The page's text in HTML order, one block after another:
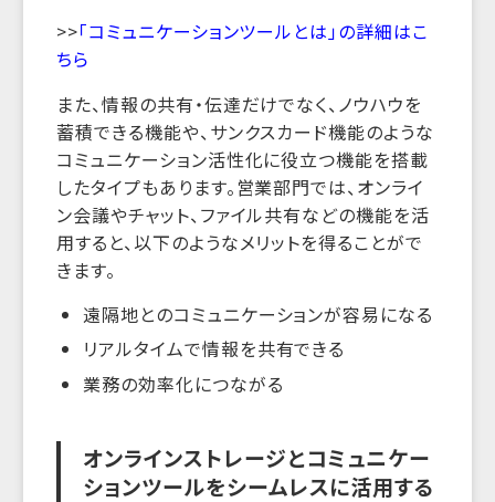
>>「コミュニケーションツールとは」の詳細はこ
ちら
また、情報の共有・伝達だけでなく、ノウハウを
蓄積できる機能や、サンクスカード機能のような
コミュニケーション活性化に役立つ機能を搭載
したタイプもあります。営業部門では、オンライ
ン会議やチャット、ファイル共有などの機能を活
用すると、以下のようなメリットを得ることがで
きます。
遠隔地とのコミュニケーションが容易になる
リアルタイムで情報を共有できる
業務の効率化につながる
オンラインストレージとコミュニケー
ションツールをシームレスに活用する